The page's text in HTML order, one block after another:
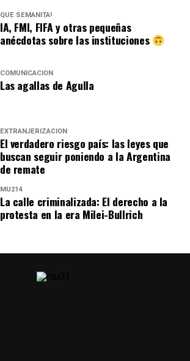
QUÉ SEMANITA!
IA, FMI, FIFA y otras pequeñas
anécdotas sobre las instituciones
COMUNICACIÓN
Las agallas de Agulla
EXTRANJERIZACIÓN
El verdadero riesgo país: las leyes que
buscan seguir poniendo a la Argentina
de remate
MU214
La calle criminalizada: El derecho a la
protesta en la era Milei-Bullrich